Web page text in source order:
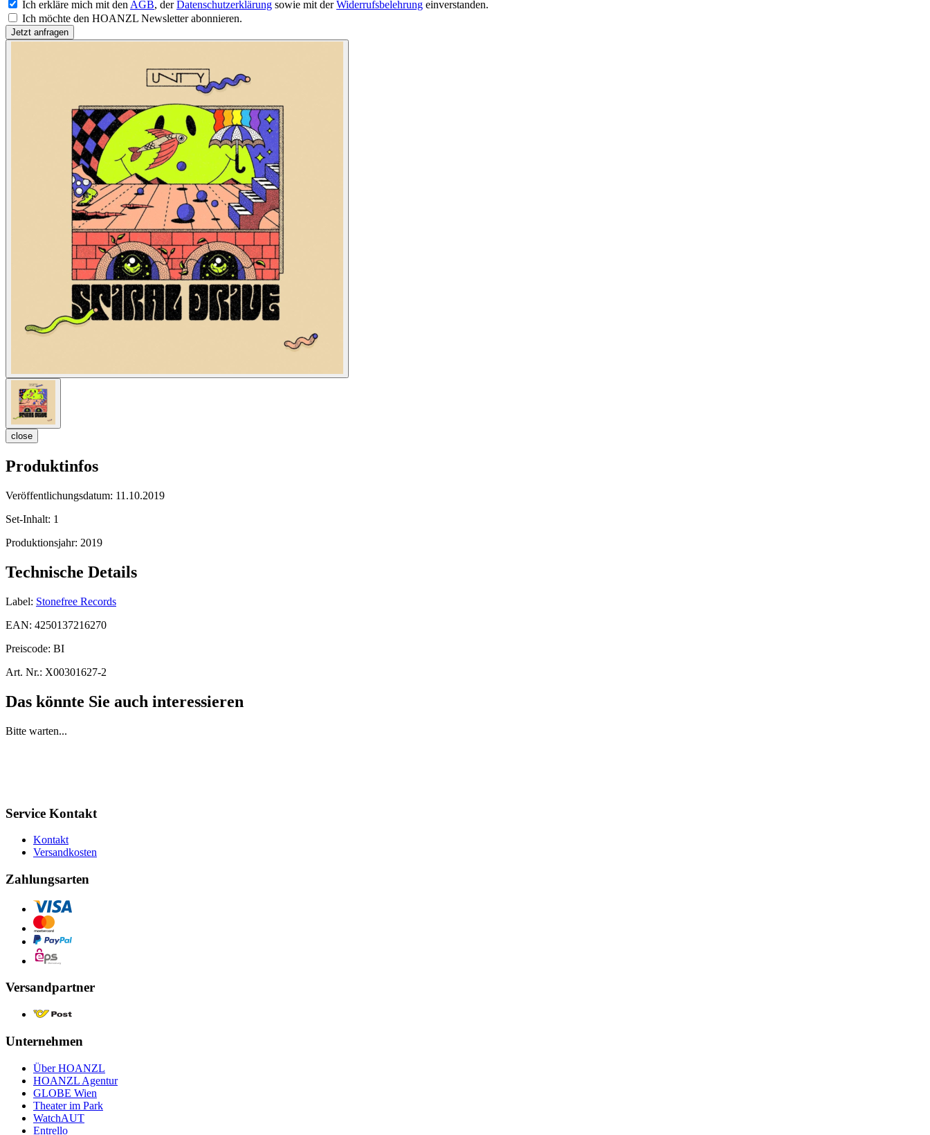
Ich erkläre mich mit den AGB, derDatenschutzerklärung sowie mit derWiderrufsbelehrung einverstanden.
Ich möchte den HOANZL Newsletter abonnieren.
close
Produktinfos
Veröffentlichungsdatum: 11.10.2019
Set-Inhalt: 1
Produktionsjahr: 2019
Technische Details
Label: Stonefree Records
EAN: 4250137216270
Preiscode: BI
Art. Nr.: X00301627-2
Das könnte Sie auch interessieren
Bitte warten...
Service Kontakt
Kontakt
Versandkosten
Zahlungsarten
Versandpartner
Unternehmen
Über HOANZL
HOANZL Agentur
GLOBE Wien
Theater im Park
WatchAUT
Entrello